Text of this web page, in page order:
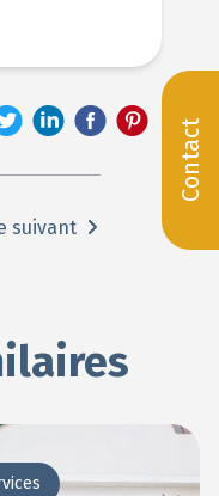
Contact
suivant